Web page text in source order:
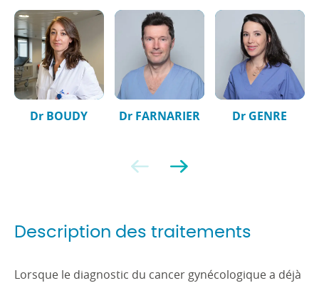
Dr BOUDY Dr FARNARIER Dr GENRE
Description des traitements
Lorsque le diagnostic du cancer gynécologique a déjà